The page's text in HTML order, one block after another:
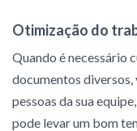
Otimização do
Quando é necessário
documentos
pessoas da sua
pode levar um bom